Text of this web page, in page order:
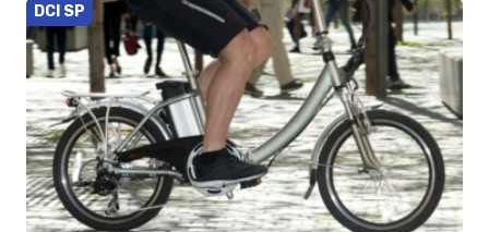
DCI SP